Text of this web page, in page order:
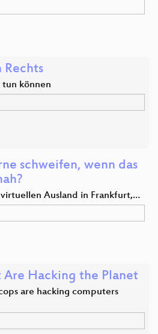
Rechts
können
schweifen, wenn das
Ausland in Frankfurt,…
Are Hacking the Planet
are hacking computers